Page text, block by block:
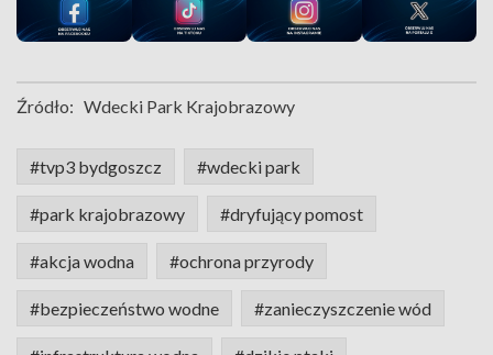
Źródło: Wdecki Park Krajobrazowy
#tvp3 bydgoszcz #wdecki park
#park krajobrazowy #dryfujący pomost
#akcja wodna #ochrona przyrody
#bezpieczeństwo wodne #zanieczyszczenie wód